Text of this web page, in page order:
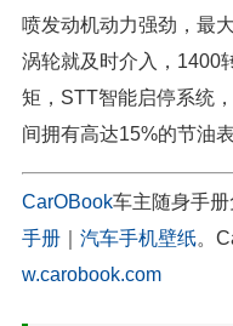
喷发动机动力强劲，最
涡轮就及时介入，1400
矩，STT智能启停系统
间拥有高达15%的节油表
CarOBook车主随身手册
手册
汽车手机壁纸。
w.carobook.com